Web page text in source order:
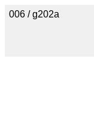
006 / g202a